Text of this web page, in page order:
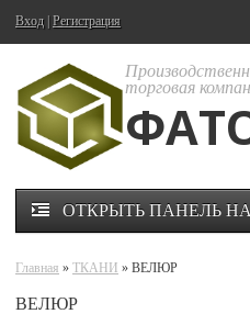
Вход Регистрация
торговая
ОТКРЫТЬ ПАНЕЛЬ
Главная » ТКАНИ » ВЕЛЮР
ВЕЛЮР